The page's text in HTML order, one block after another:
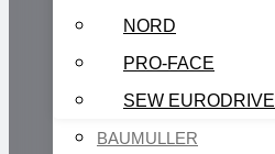
NORD
PRO-FACE
SEW EURODRIVE
BAUMULLER